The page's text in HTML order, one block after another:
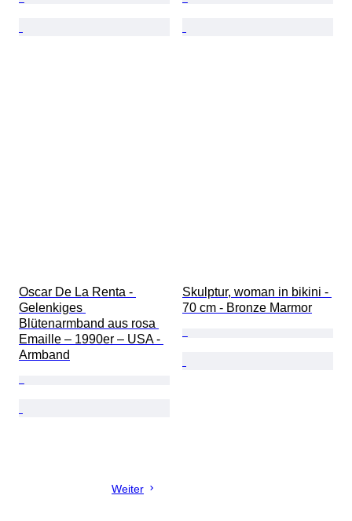
Oscar De La Renta -
Gelenkiges
Blütenarmband aus rosa
Emaille – 1990er – USA -
Armband
Skulptur, woman in bikini -
70 cm - Bronze Marmor
Weiter